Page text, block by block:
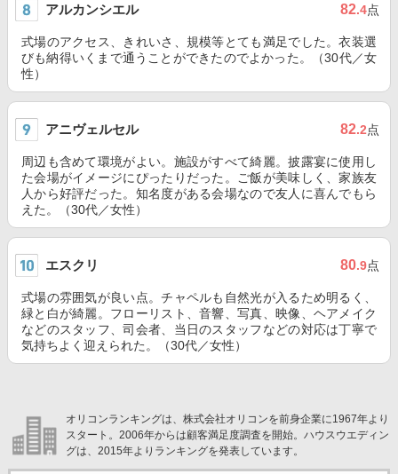
アルカンシエル 82.4点
式場のアクセス、きれいさ、規模等とても満足でした。衣装選
びも納得いくまで通うことができたのでよかった。（30代／女
性）
アニヴェルセル 82.2点
周辺も含めて環境がよい。施設がすべて綺麗。披露宴に使用し
た会場がイメージにぴったりだった。ご飯が美味しく、家族友
人から好評だった。知名度がある会場なので友人に喜んでもら
えた。（30代／女性）
エスクリ 80.9点
式場の雰囲気が良い点。チャペルも自然光が入るため明るく、
緑と白が綺麗。フローリスト、音響、写真、映像、ヘアメイク
などのスタッフ、司会者、当日のスタッフなどの対応は丁寧で
気持ちよく迎えられた。（30代／女性）
オリコンランキングは、株式会社オリコンを前身企業に1967年より
スタート。2006年からは顧客満足度調査を開始。ハウスウエディン
グは、2015年よりランキングを発表しています。